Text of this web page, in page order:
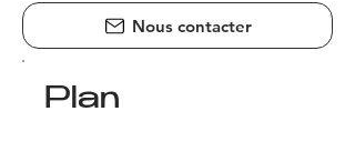
Nous contacter
Plan